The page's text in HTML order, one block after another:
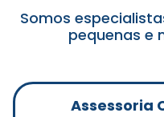
Somos
pequenas e
Assessoria